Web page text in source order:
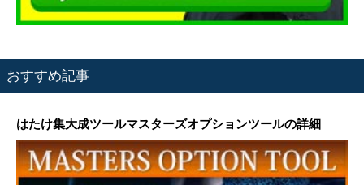
おすすめ記事
はたけ集大成ツールマスターズオプションツールの詳細